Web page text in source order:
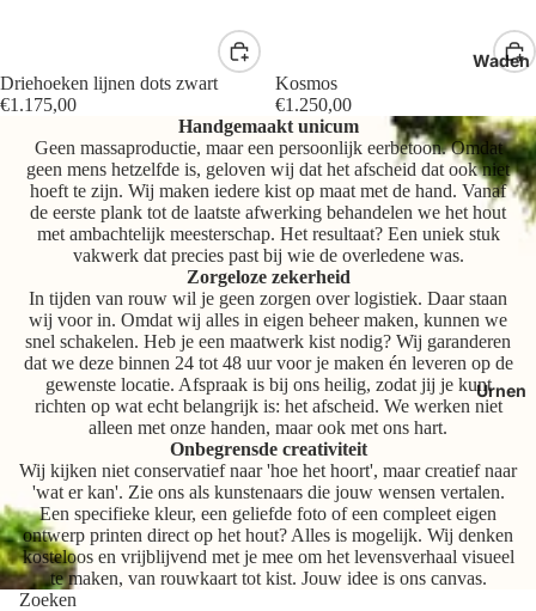
Waden
Urnen
Driehoeken lijnen dots zwart
€1.175,00
Kosmos
€1.250,00
Handgemaakt unicum
Geen massaproductie, maar een persoonlijk eerbetoon. Omdat
geen mens hetzelfde is, geloven wij dat het afscheid dat ook niet
hoeft te zijn. Wij maken iedere kist op maat met de hand. Vanaf
de eerste plank tot de laatste afwerking behandelen we het hout
met ambachtelijk meesterschap. Het resultaat? Een uniek stuk
vakwerk dat precies past bij wie de overledene was.
Zorgeloze zekerheid
In tijden van rouw wil je geen zorgen over logistiek. Daar staan
wij voor in. Omdat wij alles in eigen beheer maken, kunnen we
snel schakelen. Heb je een maatwerk kist nodig? Wij garanderen
dat we deze binnen 24 tot 48 uur voor je maken én leveren op de
gewenste locatie. Afspraak is bij ons heilig, zodat jij je kunt
richten op wat echt belangrijk is: het afscheid. We werken niet
alleen met onze handen, maar ook met ons hart.
Onbegrensde creativiteit
Wij kijken niet conservatief naar 'hoe het hoort', maar creatief naar
'wat er kan'. Zie ons als kunstenaars die jouw wensen vertalen.
Een specifieke kleur, een geliefde foto of een compleet eigen
ontwerp printen direct op het hout? Alles is mogelijk. Wij denken
kosteloos en vrijblijvend met je mee om het levensverhaal visueel
te maken, van rouwkaart tot kist. Jouw idee is ons canvas.
Zoeken